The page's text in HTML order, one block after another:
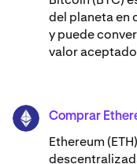
del planeta en
y puede
valor
ETH Comprar
Ethereum